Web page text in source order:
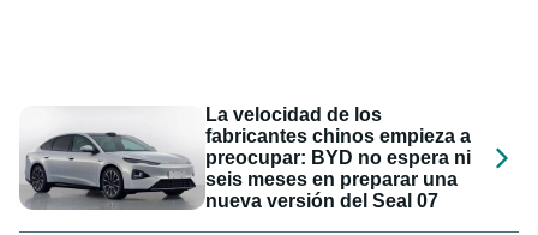
La velocidad de los
fabricantes chinos empieza a
preocupar: BYD no espera ni
seis meses en preparar una
nueva versión del Seal 07